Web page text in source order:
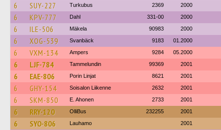
6 SUY-227 Turkubus 2369 2000
6 KPV-777 Dahl 331-00 2000
6 ILE-506 Mäkela 90983 2000
6 XOG-539 Svanbäck 9183 01.2000
6 VXM-134 Ampers 9284 05.2000
6 LJF-784 Tammelundin 99369 2001
6 EAE-806 Porin Linjat 8621 2001
6 GHY-154 Soisalon Liikenne 2632 2001
6 SKM-850 E. Ahonen 2733 2001
6 RRY-120 OlliBus 232255 2001
6 SYO-806 Lauhamo 2001